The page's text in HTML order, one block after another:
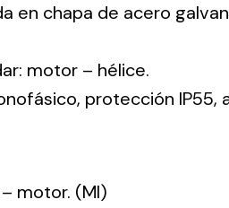
en chapa de acero
motor – hélice.
protección IP55,
motor. (MI)